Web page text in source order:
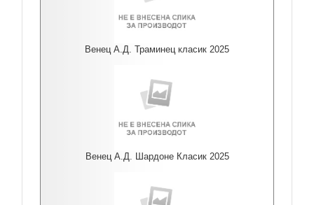
Венец А.Д. Траминец класик 2025
Венец А.Д. Шардоне Класик 2025